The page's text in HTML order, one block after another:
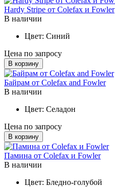
Hardy Stripe от Colefax и Fowler
В наличии
Цвет: Синий
Цена по запросу
В корзину
Байрам от Colefax and Fowler
В наличии
Цвет: Селадон
Цена по запросу
В корзину
Памина от Colefax и Fowler
В наличии
Цвет: Бледно-голубой